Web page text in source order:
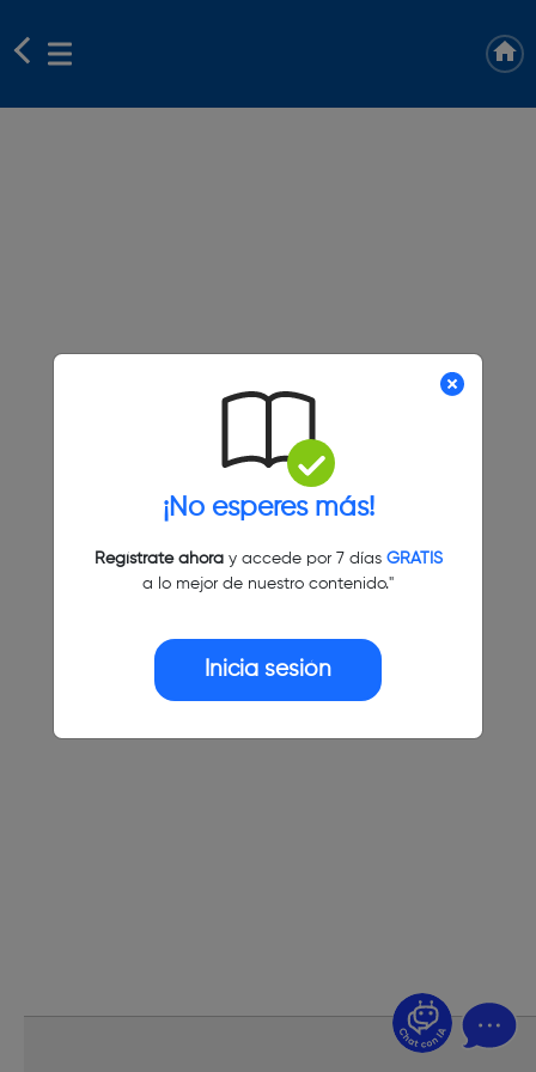
¡No esperes más!
Regístrate ahoray accede por 7 días GRATIS
a lo mejor de nuestro contenido."
Inicia sesión